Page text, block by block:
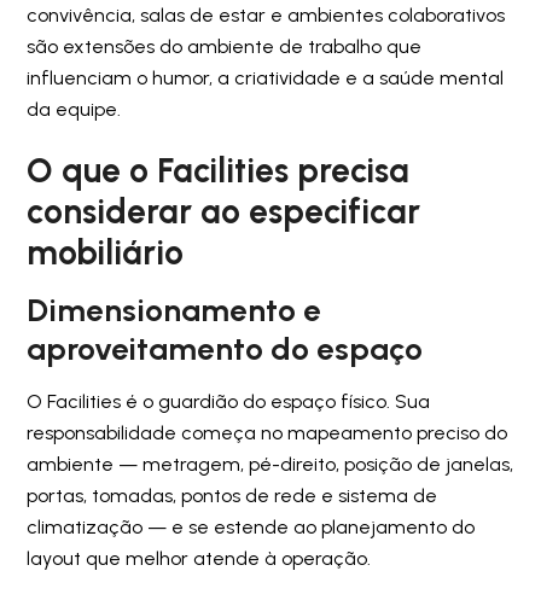
convivência, salas de estar e ambientes colaborativos
são extensões do ambiente de trabalho que
influenciam o humor, a criatividade e a saúde mental
da equipe.
O que o Facilities precisa
considerar ao especificar
mobiliário
Dimensionamento e
aproveitamento do espaço
O Facilities é o guardião do espaço físico. Sua
responsabilidade começa no mapeamento preciso do
ambiente — metragem, pé-direito, posição de janelas,
portas, tomadas, pontos de rede e sistema de
climatização — e se estende ao planejamento do
layout que melhor atende à operação.